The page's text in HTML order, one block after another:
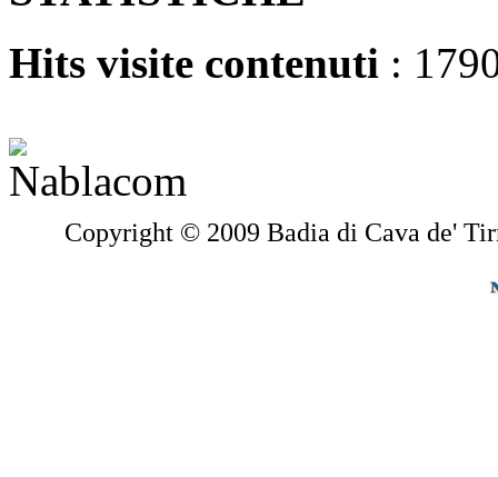
Hits visite contenuti :
Copyright © 2009 Badia di Cava de'